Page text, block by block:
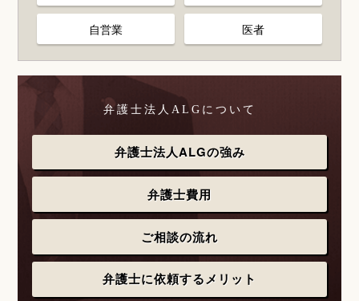
自営業 医者
弁護士法人ALGについて
弁護士法人ALGの強み
弁護士費用
ご相談の流れ
弁護士に依頼するメリット